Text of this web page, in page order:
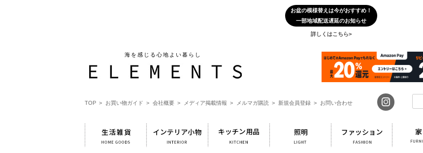
お盆の模様替えは今がおすすめ！
一部地域配送遅延のお知らせ
詳しくはこちら>
海を感じる心地よい暮らし
TOP > お買い物ガイド > 会社概要 > メディア掲載情報 > メルマガ購読 > 新規会員登録 > お問い合わせ